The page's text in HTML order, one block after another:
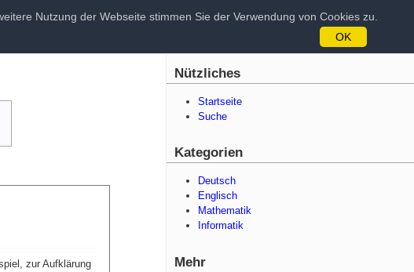
zur Aufklärung
Nützliches
Startseite
Suche
Kategorien
Deutsch
Englisch
Mathematik
Informatik
Mehr
Nutzung der Webseite stimmen Sie der Verwendung von Cookies zu.
OK